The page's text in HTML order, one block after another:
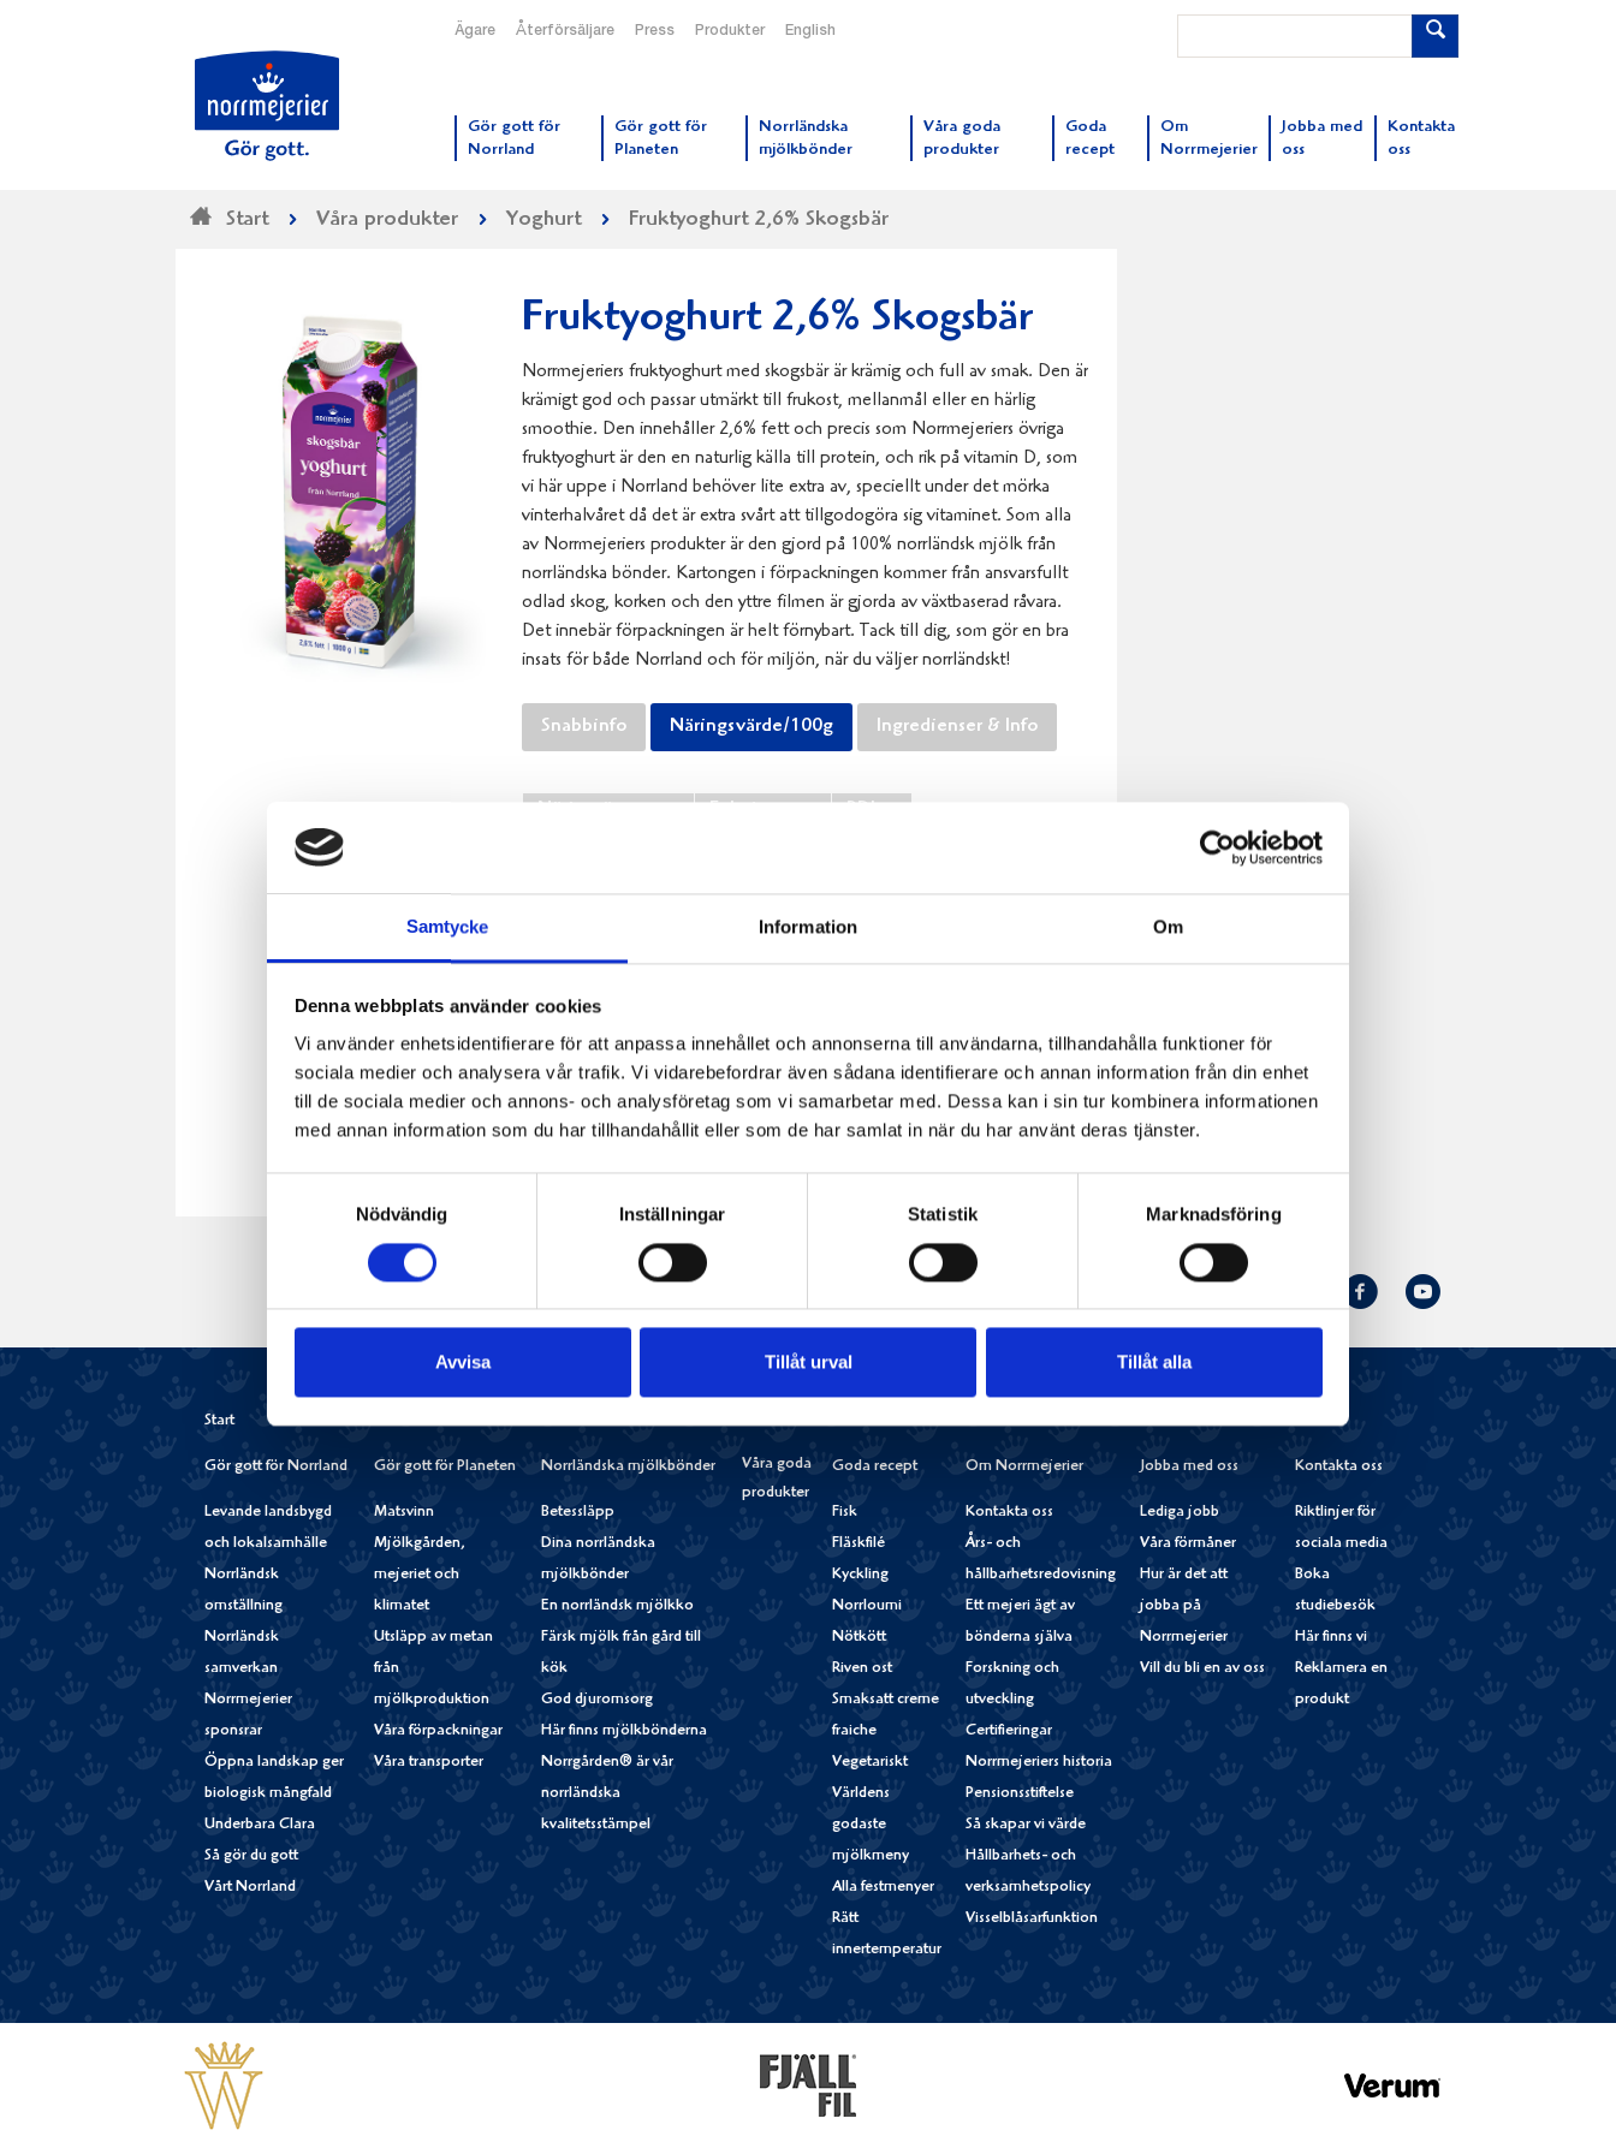
Samtycke Information Om
Denna webbplats använder cookies
Vi använder enhetsidentifierare för att anpassa innehållet och annonserna till användarna, tillhandahålla funktioner för
sociala medier och analysera vår trafik. Vi vidarebefordrar även sådana identifierare och annan information från din enhet
till de sociala medier och annons- och analysföretag som vi samarbetar med. Dessa kan i sin tur kombinera informationen
med annan information som du har tillhandahållit eller som de har samlat in när du har använt deras tjänster.
Nödvändig
Inställningar Statistik Marknadsföring
Avvisa Tillåt urval Tillåt alla
Ägare Återförsäljare Press Produkter English
Gör gott för
Norrland
Gör gott för
Planeten
Norrländska
mjölkbönder
Våra goda
produkter
Goda
recept
Om
Norrmejerier
Jobba med
oss
Kontakta
oss
Start Våra produkter Yoghurt Fruktyoghurt 2,6% Skogsbär
Fruktyoghurt 2,6% Skogsbär
Norrmejeriers fruktyoghurt med skogsbär är krämig och full av smak. Den är
krämigt god och passar utmärkt till frukost, mellanmål eller en härlig
smoothie. Den innehåller 2,6% fett och precis som Norrmejeriers övriga
fruktyoghurt är den en naturlig källa till protein, och rik på vitamin D, som
vi här uppe i Norrland behöver lite extra av, speciellt under det mörka
vinterhalvåret då det är extra svårt att tillgodogöra sig vitaminet. Som alla
av Norrmejeriers produkter är den gjord på 100% norrländsk mjölk från
norrländska bönder. Kartongen i förpackningen kommer från ansvarsfullt
odlad skog, korken och den yttre filmen är gjorda av växtbaserad råvara.
Det innebär förpackningen är helt förnybart. Tack till dig, som gör en bra
insats för både Norrland och för miljön, när du väljer norrländskt!
Snabbinfo Näringsvärde/100g Ingredienser & Info
Protein
Salt
0,1 g
Vitamin D
0,87 µg (17%)
DelaDelaDelaDela
post
Skriv
Norrmejerier
på
Instagram
Facebook
Youtube
Start
Gör gott för Norrland
Levande landsbygd
och lokalsamhälle
Norrländsk
omställning
Norrländsk
samverkan
Norrmejerier
sponsrar
Öppna landskap ger
biologisk mångfald
Underbara Clara
Så gör du gott
Vårt Norrland
Gör gott för Planeten
Matsvinn
Mjölkgården,
mejeriet och
klimatet
Utsläpp av metan
från
mjölkproduktion
Våra förpackningar
Våra transporter
Norrländska mjölkbönder
Betessläpp
Dina norrländska
mjölkbönder
En norrländsk mjölkko
Färsk mjölk från gård till
kök
God djuromsorg
Här finns mjölkbönderna
Norrgården® är vår
norrländska
kvalitetsstämpel
Våra goda
produkter
Goda recept
Fisk
Fläskfilé
Kyckling
Norrloumi
Nötkött
Riven ost
Smaksatt creme
fraiche
Vegetariskt
Världens
godaste
mjölkmeny
Alla festmenyer
Rätt
innertemperatur
Om Norrmejerier
Kontakta oss
Års- och
hållbarhetsredovisning
Ett mejeri ägt av
bönderna själva
Forskning och
utveckling
Certifieringar
Norrmejeriers historia
Pensionsstiftelse
Så skapar vi värde
Hållbarhets- och
verksamhetspolicy
Visselblåsarfunktion
Jobba med oss
Lediga jobb
Våra förmåner
Hur är det att
jobba på
Norrmejerier
Vill du bli en av oss
Kontakta oss
Riktlinjer för
sociala media
Boka
studiebesök
Här finns vi
Reklamera en
produkt
Fjällfil